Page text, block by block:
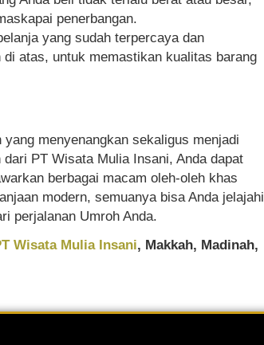
penerbangan.
yang sudah terpercaya dan
atas, untuk memastikan kualitas barang
menyenangkan sekaligus menjadi
PT Wisata Mulia Insani, Anda dapat
berbagai macam oleh-oleh khas
modern, semuanya bisa Anda jelajahi
perjalanan Umroh Anda.
Wisata Mulia Insani, Makkah, Madinah,